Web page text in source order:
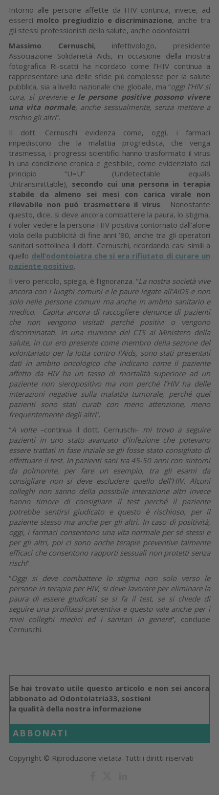
Intorno alle persone affette da HIV continua, invece, ad
esserci molto pregiudizio e discriminazione, anche tra
gli stessi professionisti della salute, anche odontoiatri.
Massimo Cernuschi, infettivologo, presidente
Associazione Solidarietà Aids, in occasione della mostra
fotografica Ri-scatti ha ricordato come l’HIV continua a
rappresentare una delle sfide più complesse per la salute
pubblica, sia a livello nazionale che globale, ma “oggi l’HIV si
cura, si previene e le persone positive possono vivere
una vita normale, anche sessualmente, senza mettere a
rischio gli altri”.
Il dott. Cernuschi evidenza come, oggi, i farmaci
impediscono che la malattia progredisca, che venga
trasmessa, i progressi scientifici hanno trasformato il virus
in una condizione cronica e gestibile, come evidenziato dal
principio “U=U” (Undetectable equals
Untransmittable), secondo cui una persona in terapia
stabile da almeno sei mesi con carica virale non
rilevabile non può trasmettere il virus. Nonostante
questo, dice, si deve ancora combattere la paura, lo stigma,
il voler vedere la persona HIV positiva contornato dall’alone
viola della pubblicità di fine anni ’80, anche tra gli operatori
sanitari sottolinea il dott. Cernuschi, ricordando casi simili a
quello dell’odontoiatra che si era rifiutato di curare un
paziente positivo.
Il vero pericolo, spiega, è l’ignoranza. “La nostra società vive
ancora con i luoghi comuni e le paure legate all’AIDS e non
solo nelle persone comuni ma anche in ambito sanitario e
medico.
Capita ancora di raccogliere denunce di pazienti
che non vengono visitati perché positivi o vengono
discriminatati. In una riunione del CTS al Ministero della
salute, in cui ero presente come membro della sezione del
volontariato per la lotta contro l'Aids, sono stati presentati
dati in ambito oncologico che indicano come il paziente
affetto da HIV ha un tasso di mortalità superiore ad un
paziente non sieropositivo ma non perché l’HIV ha delle
interazioni negative sulla malattia tumorale, perché quei
pazienti sono stati curati con meno attenzione, meno
frequentemente degli altri”.
“A volte –continua il dott. Cernuschi- mi trovo a seguire
pazienti in uno stato avanzato d’infezione che potevano
essere trattati in fase inziale se gli fosse stato consigliato di
effettuare il test. In pazienti sani tra 45-50 anni con sintomi
da polmonite, per fare un esempio, tra gli esami da
consigliare non si deve escludere quello dell’HIV. Alcuni
colleghi non sanno della possibile interazione altri invece
hanno timore di consigliare il test perché il paziente
potrebbe sentirsi giudicato e questo è rischioso, per il
paziente stesso ma anche per gli altri. In caso di positività,
oggi, i farmaci consentono una vita normale per sé stessi e
per gli altri, poi ci sono anche terapie preventive talmente
efficaci che consentono rapporti sessuali non protetti senza
rischi”.
“Oggi si deve combattere lo stigma non solo verso le
persone in terapia per HIV, si deve lavorare per eliminare la
paura di essere giudicati se si fa il test, se si chiede di
seguire una profilassi preventiva e questo vale anche per i
miei colleghi medici ed i sanitari in genere”, conclude
Cernuschi.
Se hai trovato utile questo articolo e non sei ancora
abbonato ad Odontoiatria33, sostieni
la qualità della nostra informazione
ABBONATI
Copyright © Riproduzione vietata-Tutti i diritti riservati